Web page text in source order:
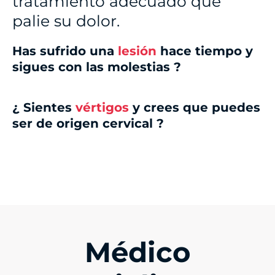
palie su dolor.
Has sufrido una lesión hace tiempo y
sigues con las molestias ?
¿ Sientes vértigos y crees que puedes
ser de origen cervical ?
Médico